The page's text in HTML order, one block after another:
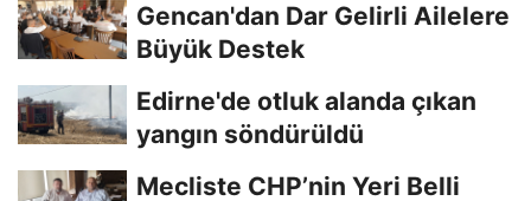
Gencan'dan Dar Gelirli Ailelere
Büyük Destek
Edirne'de otluk alanda çıkan
yangın söndürüldü
Mecliste CHP’nin Yeri Belli